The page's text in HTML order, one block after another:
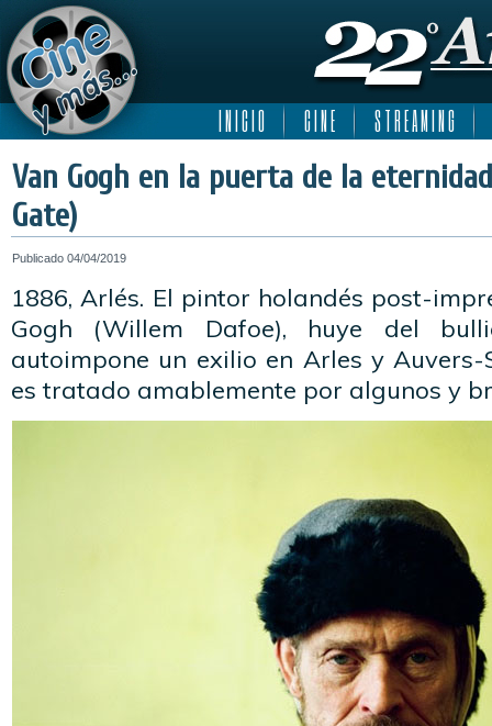
I N I C I O C I N E S T R E A M I N G
Van Gogh en la puerta de la
Gate)
Publicado 04/04/2019
1886, Arlés. El pintor holandés post-
Gogh (Willem Dafoe), huye del
autoimpone un exilio en Arles y Auvers-
es tratado amablemente por algunos y